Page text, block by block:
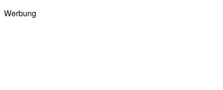
Werbung